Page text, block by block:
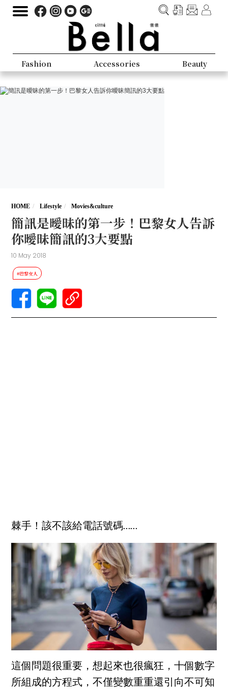
Fashion Accessories Beauty
HOME Lifestyle Movies&culture
簡訊是曖昧的第一步！巴黎女人告訴
你曖昧簡訊的3大要點
10 May 2018
#巴黎女人
棘手！該不該給電話號碼……
這個問題很重要，想起來也很瘋狂，十個數字
所組成的方程式，不僅變數重重還引向不可知